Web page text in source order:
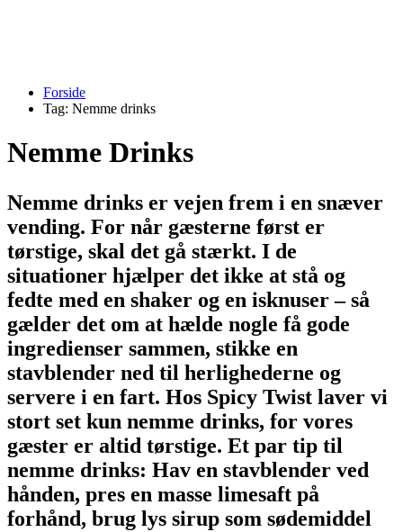
Forside
Tag: Nemme drinks
Nemme Drinks
Nemme drinks er vejen frem i en snæver
vending. For når gæsterne først er
tørstige, skal det gå stærkt. I de
situationer hjælper det ikke at stå og
fedte med en shaker og en isknuser – så
gælder det om at hælde nogle få gode
ingredienser sammen, stikke en
stavblender ned til herlighederne og
servere i en fart. Hos Spicy Twist laver vi
stort set kun nemme drinks, for vores
gæster er altid tørstige. Et par tip til
nemme drinks: Hav en stavblender ved
hånden, pres en masse limesaft på
forhånd, brug lys sirup som sødemiddel